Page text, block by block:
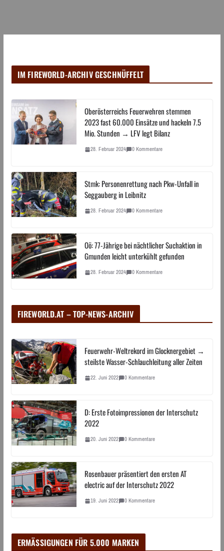
IM FIREWORLD-ARCHIV GESCHNÜFFELT
Oberösterreichs Feuerwehren stemmen
2023 fast 60.000 Einsätze und hackeln 7.5
Mio. Stunden → LFV legt Bilanz
28. Februar 2024 0 Kommentare
Stmk: Personenrettung nach Pkw-Unfall in
Seggauberg in Leibnitz
28. Februar 2024 0 Kommentare
Oö: 77-Jährige bei nächtlicher Suchaktion in
Gmunden leicht unterkühlt gefunden
28. Februar 2024 0 Kommentare
FIREWORLD.AT – TOP-NEWS-ARCHIV
Feuerwehr-Weltrekord im Glocknergebiet →
steilste Wasser-Schlauchleitung aller Zeiten
22. Juni 2022 0 Kommentare
D: Erste Fotoimpressionen der Interschutz
2022
20. Juni 2022 0 Kommentare
Rosenbauer präsentiert den ersten AT
electric auf der Interschutz 2022
19. Juni 2022 0 Kommentare
ERMÄSSIGUNGEN FÜR 5.000 MARKEN